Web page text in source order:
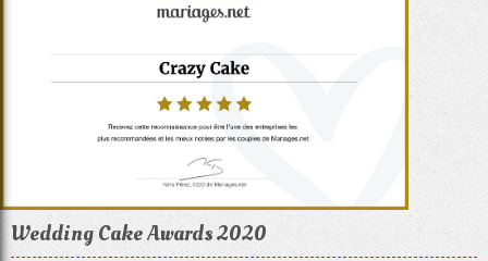
Wedding Cake Awards 2020